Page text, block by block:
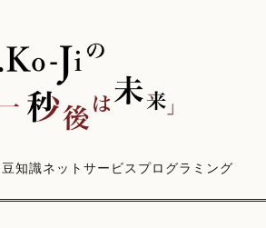
豆知識ネットサービス プログラミング